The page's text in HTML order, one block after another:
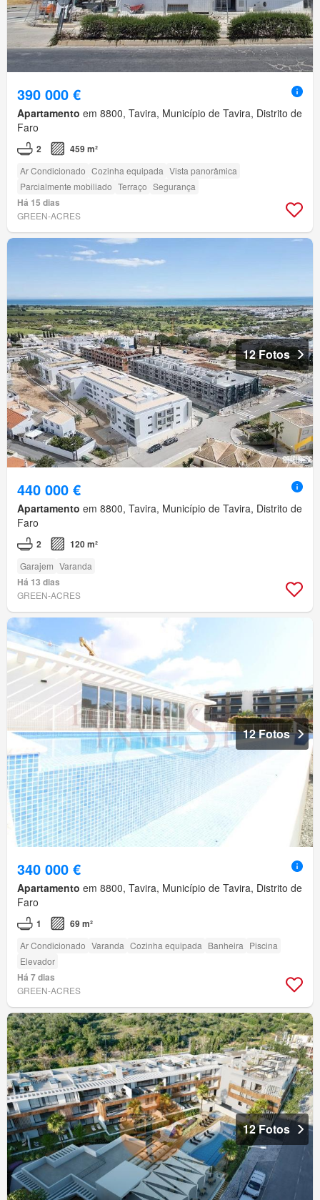
390 000 €
Apartamento em 8800, Tavira, Município de Tavira, Distrito de
Faro
2 459 m²
Ar Condicionado Cozinha equipada Vista panorâmica
Parcialmente mobiliado Terraço Segurança
Há 15 dias
GREEN-ACRES
12 Fotos
440 000 €
Apartamento em 8800, Tavira, Município de Tavira, Distrito de
Faro
2 120 m²
Garajem Varanda
Há 13 dias
GREEN-ACRES
12 Fotos
340 000 €
Apartamento em 8800, Tavira, Município de Tavira, Distrito de
Faro
1 69 m²
Ar Condicionado Varanda Cozinha equipada Banheira Piscina
Elevador
Há 7 dias
GREEN-ACRES
12 Fotos